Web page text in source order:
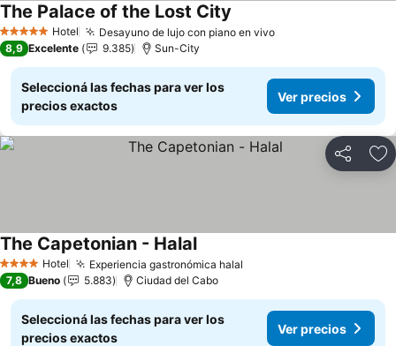
5 Estrellas Hotel Desayuno de lujo con piano en vivoVer precios
The Palace of the Lost City
8,9 Excelente 9.385 Sun-City
Seleccioná las fechas para ver los
precios exactos
Ver precios
Compartir
4 EstrellasHotel Experiencia gastronómica halal
The Capetonian - HalalVer precios
7,8 Bueno 5.883 Ciudad del Cabo
Seleccioná las fechas para ver los
precios exactos
Ver precios